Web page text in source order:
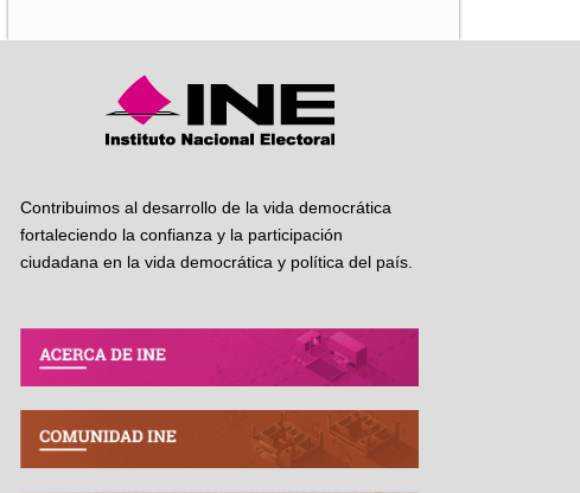
Contribuimos al desarrollo de la vida democrática
fortaleciendo la confianza y la participación
ciudadana en la vida democrática y política del país.